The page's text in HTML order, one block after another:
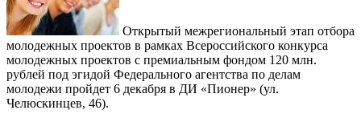
Открытый межрегиональный этап отбора
молодежных проектов в рамках Всероссийского конкурса
молодежных проектов с премиальным фондом 120 млн.
рублей под эгидой Федерального агентства по делам
молодежи пройдет 6 декабря в ДИ «Пионер» (ул.
Челюскинцев, 46).